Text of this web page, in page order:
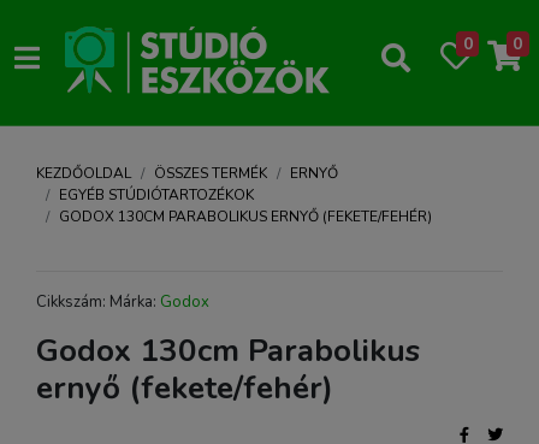
0 0
KEZDŐOLDAL ÖSSZES TERMÉK
ERNYŐ
EGYÉB STÚDIÓTARTOZÉKOK
GODOX 130CM PARABOLIKUS ERNYŐ (FEKETE/FEHÉR)
Cikkszám: Márka: Godox
Godox 130cm Parabolikus
ernyő (fekete/fehér)